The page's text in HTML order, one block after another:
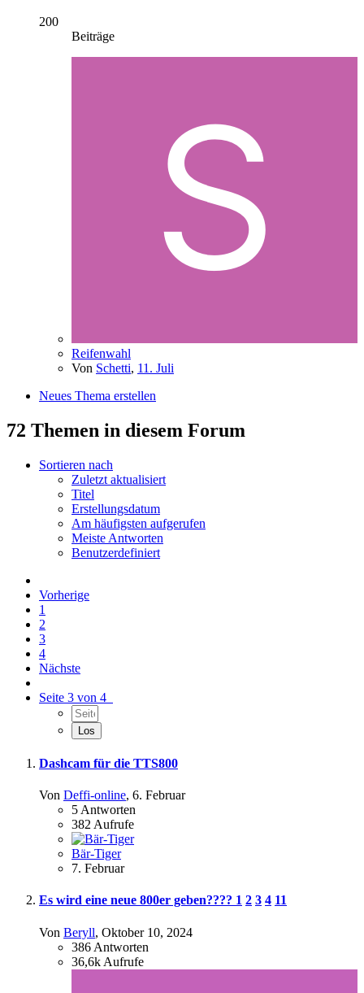
200
Beiträge
Reifenwahl
Von Schetti, 11. Juli
Neues Thema erstellen
72 Themen in diesem Forum
Sortieren nach
Zuletzt aktualisiert
Titel
Erstellungsdatum
Am häufigsten aufgerufen
Meiste Antworten
Benutzerdefiniert
Vorherige
1
2
3
4
Nächste
Seite 3 von 4
Dashcam für die TTS800
Von Deffi-online, 6. Februar
5 Antworten
382 Aufrufe
Bär-Tiger
7. Februar
Es wird eine neue 800er geben???? 1 2 3 4 11
Von Beryll, Oktober 10, 2024
386 Antworten
36,6k Aufrufe